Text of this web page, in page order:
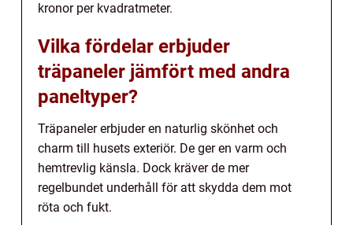
kronor per kvadratmeter.
Vilka fördelar erbjuder
träpaneler jämfört med andra
paneltyper?
Träpaneler erbjuder en naturlig skönhet och
charm till husets exteriör. De ger en varm och
hemtrevlig känsla. Dock kräver de mer
regelbundet underhåll för att skydda dem mot
röta och fukt.